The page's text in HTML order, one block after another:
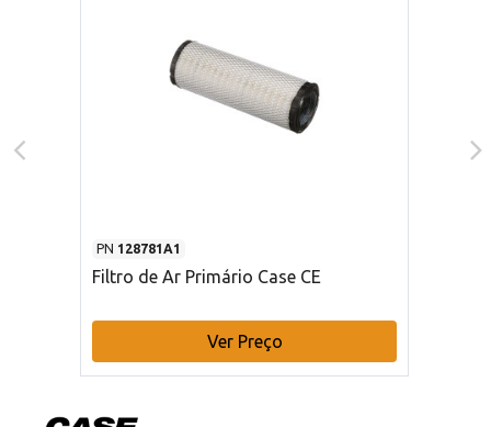
PN 128781A1
Filtro de Ar Primário Case CE
Ver Preço